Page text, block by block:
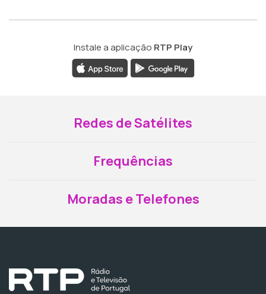
Instale a aplicação RTP Play
Redes de Satélites
Frequências
Moradas e Telefones